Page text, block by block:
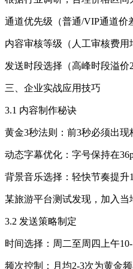
通道优先级（普通/VIP通道价
内容审核等级（人工审核费用
发送时段选择（高峰时段溢价
三、企业实战应用技巧
3.1 内容制作秘诀
黄金3秒法则：前3秒必须出现
动态字幕优化：字号保持在
背景音乐选择：轻快节奏提升
某旅游平台测试发现，加入当
3.2 发送策略制定
时间选择：周二至周四上午
频次控制：月均2-3次为黄金